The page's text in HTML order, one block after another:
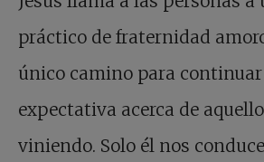
práctico de fraternidad
único camino para
expectativa acerca de
viniendo. Solo él nos